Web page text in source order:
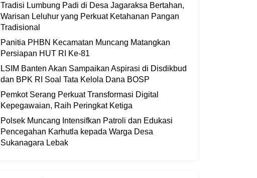
Tradisi Lumbung Padi di Desa Jagaraksa Bertahan,
Warisan Leluhur yang Perkuat Ketahanan Pangan
Tradisional
Panitia PHBN Kecamatan Muncang Matangkan
Persiapan HUT RI Ke-81
LSIM Banten Akan Sampaikan Aspirasi di Disdikbud
dan BPK RI Soal Tata Kelola Dana BOSP
Pemkot Serang Perkuat Transformasi Digital
Kepegawaian, Raih Peringkat Ketiga
Polsek Muncang Intensifkan Patroli dan Edukasi
Pencegahan Karhutla kepada Warga Desa
Sukanagara Lebak